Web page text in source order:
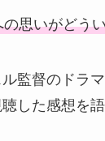
の思いがどう
監督のドラ
した感想を語